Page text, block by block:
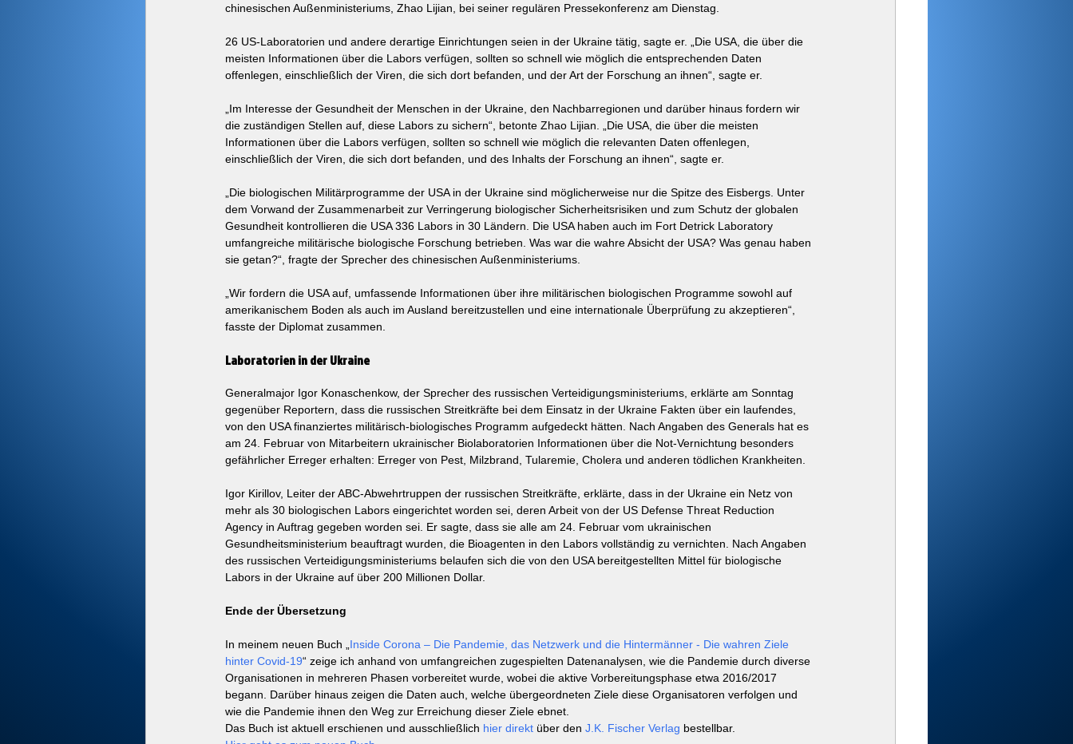
chinesischen Außenministeriums, Zhao Lijian, bei seiner regulären Pressekonferenz am Dienstag.
26 US-Laboratorien und andere derartige Einrichtungen seien in der Ukraine tätig, sagte er. „Die USA, die über die
meisten Informationen über die Labors verfügen, sollten so schnell wie möglich die entsprechenden Daten
offenlegen, einschließlich der Viren, die sich dort befanden, und der Art der Forschung an ihnen“, sagte er.
„Im Interesse der Gesundheit der Menschen in der Ukraine, den Nachbarregionen und darüber hinaus fordern wir
die zuständigen Stellen auf, diese Labors zu sichern“, betonte Zhao Lijian. „Die USA, die über die meisten
Informationen über die Labors verfügen, sollten so schnell wie möglich die relevanten Daten offenlegen,
einschließlich der Viren, die sich dort befanden, und des Inhalts der Forschung an ihnen“, sagte er.
„Die biologischen Militärprogramme der USA in der Ukraine sind möglicherweise nur die Spitze des Eisbergs. Unter
dem Vorwand der Zusammenarbeit zur Verringerung biologischer Sicherheitsrisiken und zum Schutz der globalen
Gesundheit kontrollieren die USA 336 Labors in 30 Ländern. Die USA haben auch im Fort Detrick Laboratory
umfangreiche militärische biologische Forschung betrieben. Was war die wahre Absicht der USA? Was genau haben
sie getan?“, fragte der Sprecher des chinesischen Außenministeriums.
„Wir fordern die USA auf, umfassende Informationen über ihre militärischen biologischen Programme sowohl auf
amerikanischem Boden als auch im Ausland bereitzustellen und eine internationale Überprüfung zu akzeptieren“,
fasste der Diplomat zusammen.
Laboratorien in der Ukraine
Generalmajor Igor Konaschenkow, der Sprecher des russischen Verteidigungsministeriums, erklärte am Sonntag
gegenüber Reportern, dass die russischen Streitkräfte bei dem Einsatz in der Ukraine Fakten über ein laufendes,
von den USA finanziertes militärisch-biologisches Programm aufgedeckt hätten. Nach Angaben des Generals hat es
am 24. Februar von Mitarbeitern ukrainischer Biolaboratorien Informationen über die Not-Vernichtung besonders
gefährlicher Erreger erhalten: Erreger von Pest, Milzbrand, Tularemie, Cholera und anderen tödlichen Krankheiten.
Igor Kirillov, Leiter der ABC-Abwehrtruppen der russischen Streitkräfte, erklärte, dass in der Ukraine ein Netz von
mehr als 30 biologischen Labors eingerichtet worden sei, deren Arbeit von der US Defense Threat Reduction
Agency in Auftrag gegeben worden sei. Er sagte, dass sie alle am 24. Februar vom ukrainischen
Gesundheitsministerium beauftragt wurden, die Bioagenten in den Labors vollständig zu vernichten. Nach Angaben
des russischen Verteidigungsministeriums belaufen sich die von den USA bereitgestellten Mittel für biologische
Labors in der Ukraine auf über 200 Millionen Dollar.
Ende der Übersetzung
In meinem neuen Buch „ Inside Corona – Die Pandemie, das Netzwerk und die Hintermänner - Die wahren Ziele
hinter Covid-19“ zeige ich anhand von umfangreichen zugespielten Datenanalysen, wie die Pandemie durch diverse
Organisationen in mehreren Phasen vorbereitet wurde, wobei die aktive Vorbereitungsphase etwa 2016/2017
begann. Darüber hinaus zeigen die Daten auch, welche übergeordneten Ziele diese Organisatoren verfolgen und
wie die Pandemie ihnen den Weg zur Erreichung dieser Ziele ebnet.
Das Buch ist aktuell erschienen und ausschließlich hier direkt über den J.K. Fischer Verlag bestellbar.